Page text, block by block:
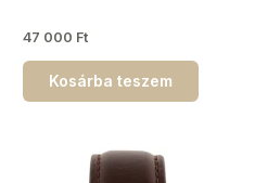
47 000 Ft
Kosárba teszem